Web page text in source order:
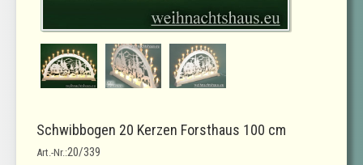
Schwibbogen 20 Kerzen Forsthaus 100 cm
Art.-Nr.:20/339